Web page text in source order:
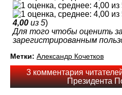
4,00 из 5)
Для того чтобы оценить
зарегистрированным
Метки: Александр Кочетков
3 комментария
Президента